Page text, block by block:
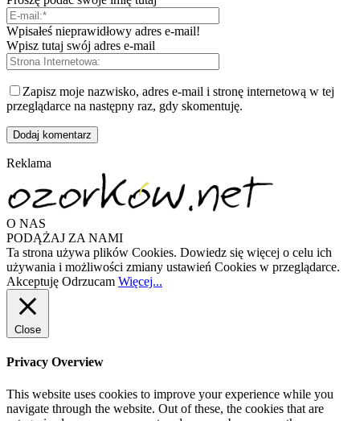
Wpisałeś nieprawidłowy adres e-mail!
Wpisz tutaj swój adres e-mail
Zapisz moje nazwisko, adres e-mail i stronę internetową w tej
przeglądarce na następny raz, gdy skomentuję.
Reklama
O NAS
PODĄŻAJ ZA NAMI
Ta strona używa plików Cookies. Dowiedz się więcej o celu ich
używania i możliwości zmiany ustawień Cookies w przeglądarce.
Akceptuję Odrzucam Więcej...
Close
Privacy Overview
This website uses cookies to improve your experience while you
navigate through the website. Out of these, the cookies that are